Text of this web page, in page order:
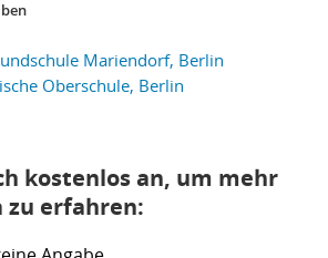
Mariendorf, Berlin
Oberschule, Berlin
kostenlos an, um mehr
zu erfahren: